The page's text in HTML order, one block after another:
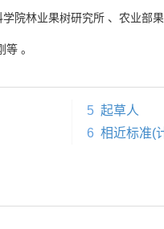
学院林业果树研究所 、 农业部
等 。
5 起草人
6 相近标准(